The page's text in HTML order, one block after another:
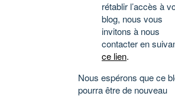
rétablir l’accès à
blog, nous vous
invitons à nous
contacter en
ce lien.
Nous espérons que ce
pourra être de nouveau